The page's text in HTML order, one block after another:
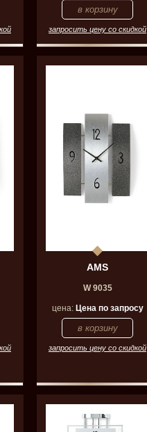
запросить цену со скидкой
AMS
W 9035
цена: Цена по запросу
запросить цену со скидкой